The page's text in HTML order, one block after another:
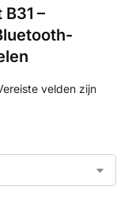
–
velden zijn